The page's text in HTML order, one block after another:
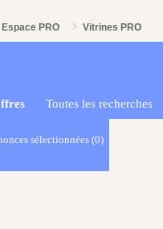
Espace PRO Vitrines PRO
Toutes les recherches
sélectionnées (0)